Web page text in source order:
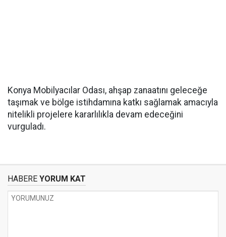
Konya Mobilyacılar Odası, ahşap zanaatını geleceğe
taşımak ve bölge istihdamına katkı sağlamak amacıyla
nitelikli projelere kararlılıkla devam edeceğini
vurguladı.
HABERE YORUM KAT